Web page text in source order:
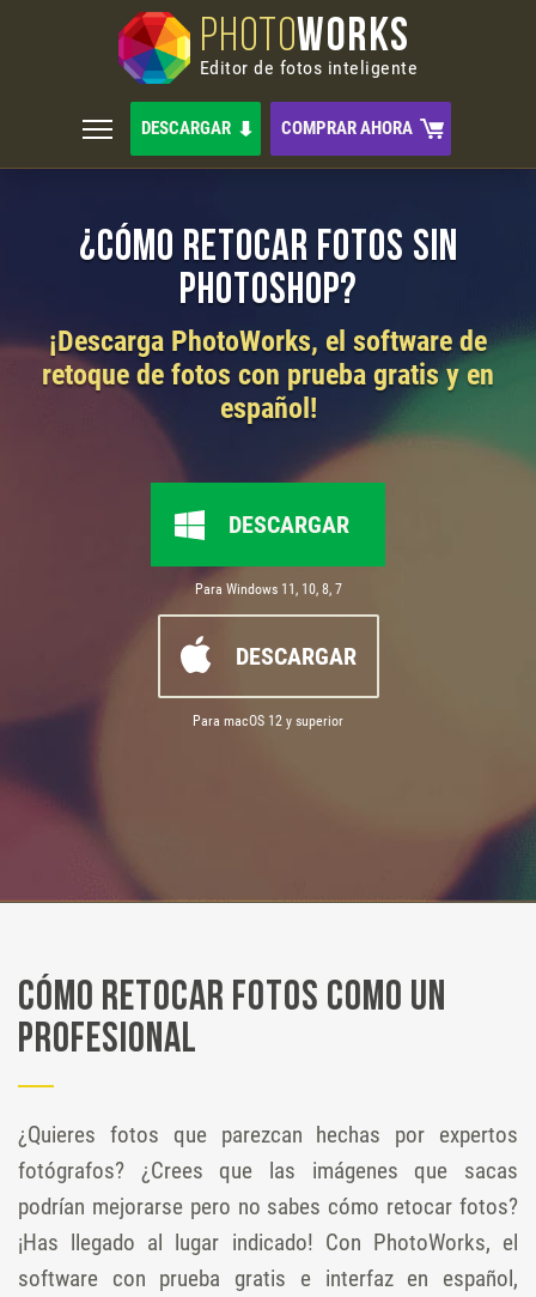
PHOTOWORKS
Editor de fotos inteligente
DESCARGAR COMPRAR AHORA
¿Cómo retocar fotos sin
Photoshop?
¡Descarga PhotoWorks, el software de
retoque de fotos con prueba gratis y en
español!
DESCARGAR
Para Windows 11, 10, 8, 7
DESCARGAR
Para macOS 12 y superior
Cómo retocar fotos como un
profesional
¿Quieres fotos que parezcan hechas por expertos
fotógrafos? ¿Crees que las imágenes que sacas
podrían mejorarse pero no sabes cómo retocar fotos?
¡Has llegado al lugar indicado! Con PhotoWorks, el
software con prueba gratis e interfaz en español,